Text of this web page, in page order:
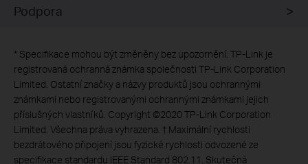
Podpora
* Specifikace mohou být změněny bez upozornění. TP-Link je
registrovaná ochranná známka společnosti TP-Link Corporation
Limited. Ostatní značky a názvy produktů jsou ochrannými
známkami nebo registrovanými ochrannými známkami jejich
příslušných vlastníků. Copyright ©2020 TP-Link Corporation
Limited. Všechna práva vyhrazena. † Maximální rychlosti
bezdrátového připojení jsou fyzické rychlosti odvozené ze
specifikace standardu IEEE Standard 802.11. Skutečná